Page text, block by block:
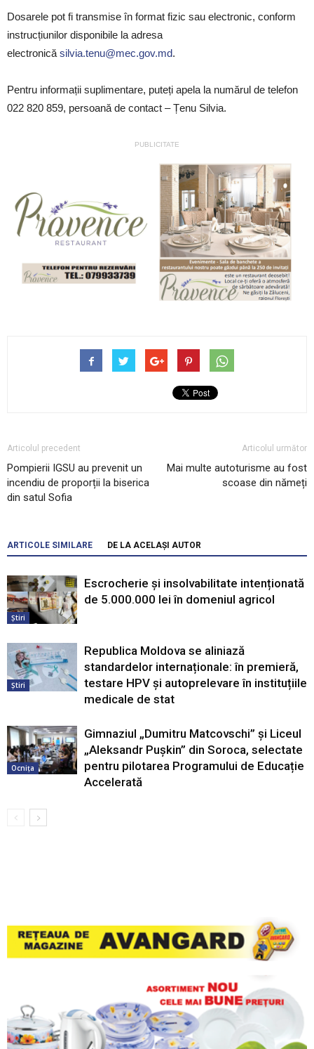
Dosarele pot fi transmise în format fizic sau electronic, conform
instrucțiunilor disponibile la adresa
electronică silvia.tenu@mec.gov.md.
Pentru informații suplimentare, puteți apela la numărul de telefon
022 820 859, persoană de contact – Țenu Silvia.
PUBLICITATE
Articolul precedent
Pompierii IGSU au prevenit un
incendiu de proporții la biserica
din satul Sofia
Articolul următor
Mai multe autoturisme au fost
scoase din nămeți
ARTICOLE SIMILARE DE LA ACELAȘI AUTOR
Știri
Escrocherie și insolvabilitate intenționată
de 5.000.000 lei în domeniul agricol
Știri
Republica Moldova se aliniază
standardelor internaționale: în premieră,
testare HPV și autoprelevare în instituțiile
medicale de stat
Ocnița
Gimnaziul „Dumitru Matcovschi” și Liceul
„Aleksandr Pușkin” din Soroca, selectate
pentru pilotarea Programului de Educație
Accelerată